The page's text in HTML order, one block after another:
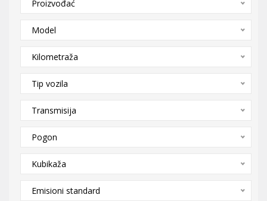
Proizvođać
Model
Kilometraža
Tip vozila
Transmisija
Pogon
Kubikaža
Emisioni standard